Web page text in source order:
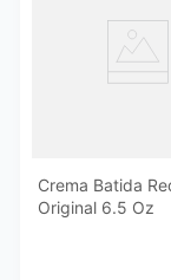
Crema Batida
Original 6.5 Oz